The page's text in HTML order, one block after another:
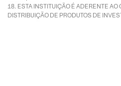
ESTA INSTITUIÇÃO É ADERENTE AO
DISTRIBUIÇÃO DE PRODUTOS DE